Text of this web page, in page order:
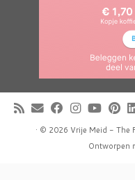
· © 2026 Vrije Meid - The
Ontworpen